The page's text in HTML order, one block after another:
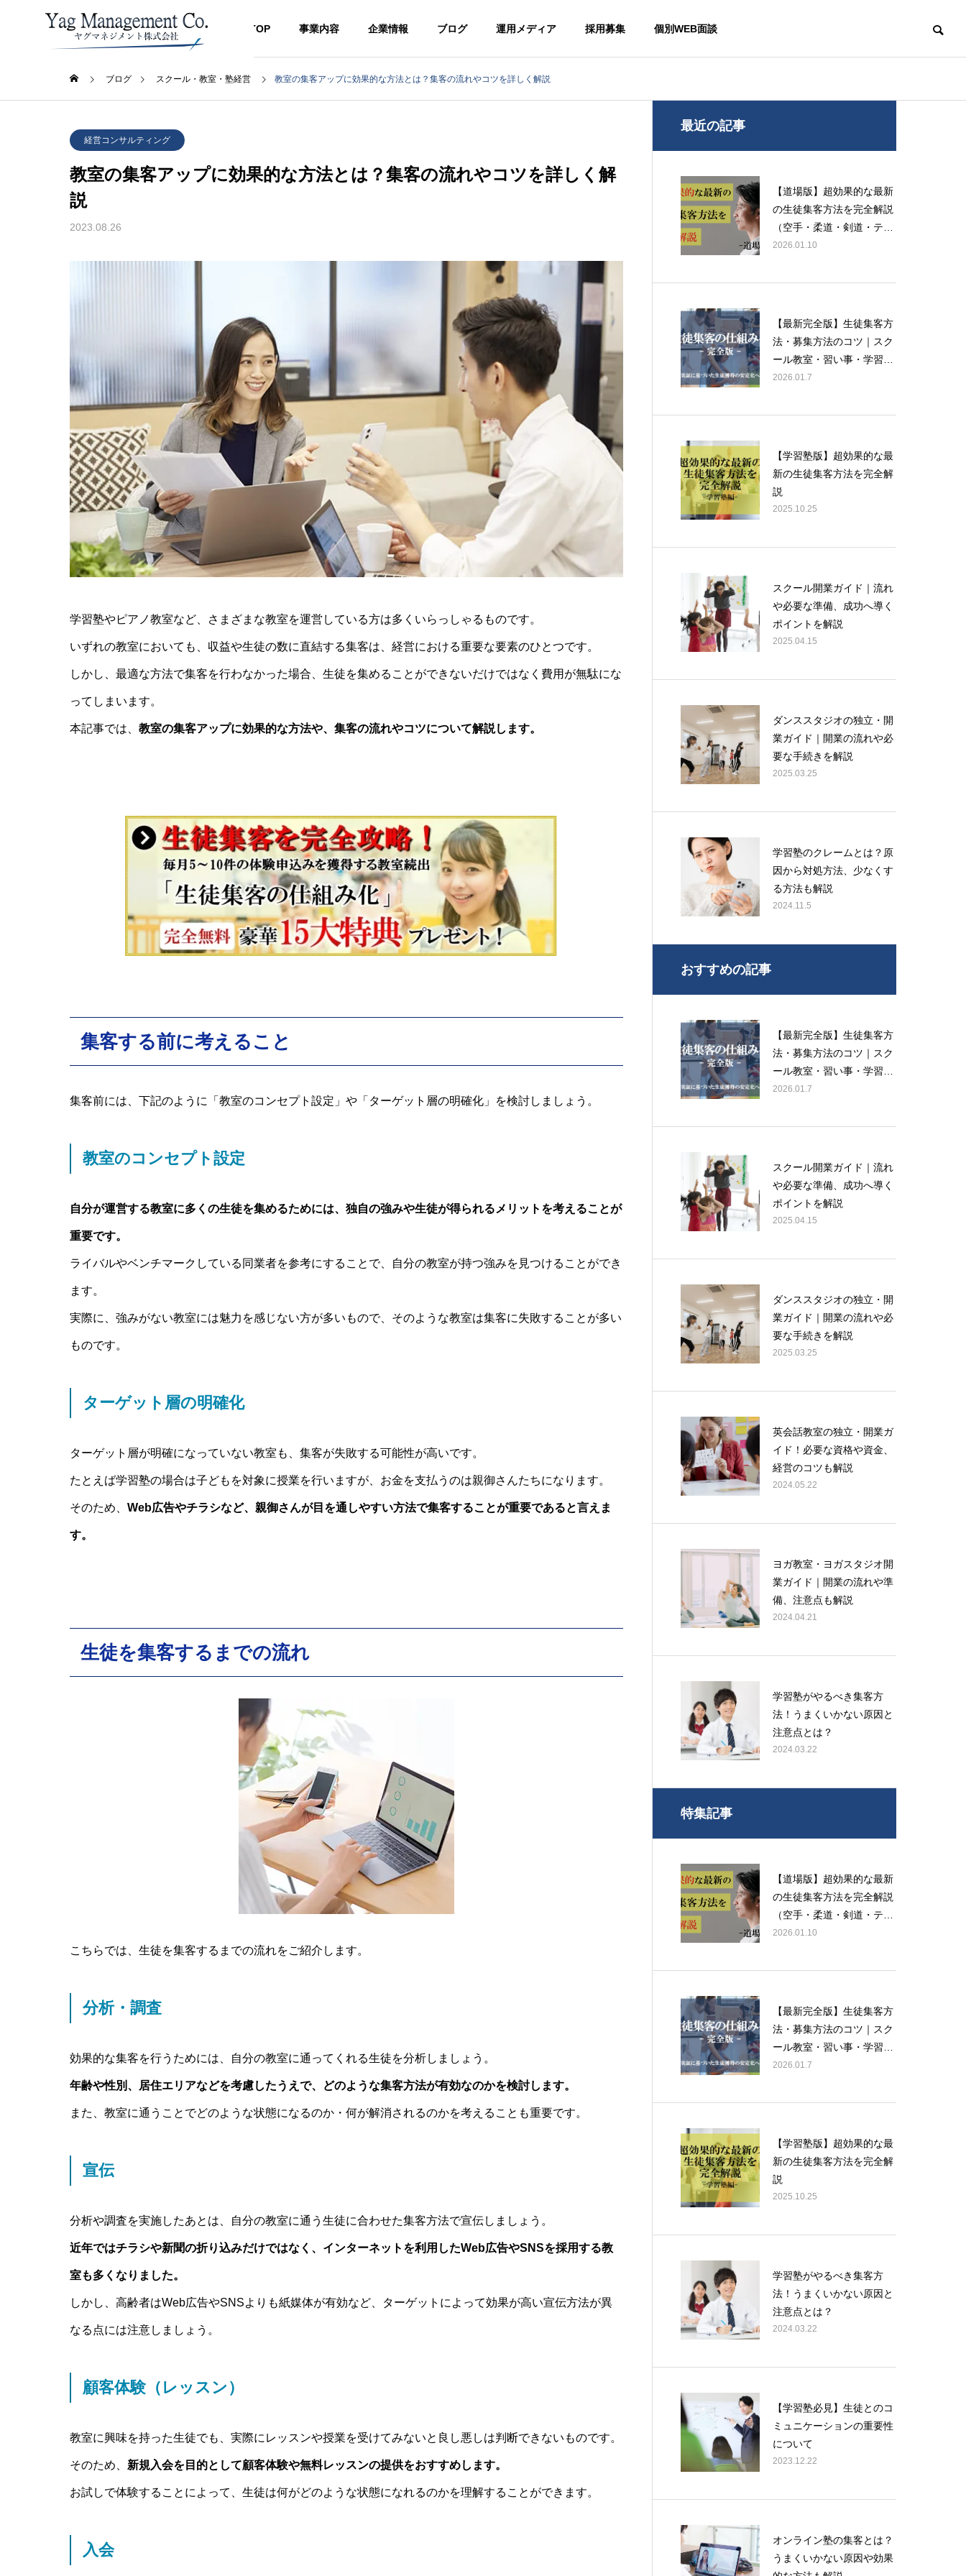
TOP 事業内容 企業情報 ブログ 運用メディア 採用募集 個別WEB面談
SERVICE
事業内容
ENTREPRENEURSHIP CONSULTING
独立開業コンサルティング
COMPANY
企業情報
OUTLINE
会社概要
アクセス
BLOG
ブログ
【最新完全版】生徒集客方
【道場版】超効果的な最新の
【学習塾版】超効果的な最新
の生徒集客方法を完全解説
ブログ スクール・教室・塾経営 教室の集客アップに効果的な方法とは？集客の流れやコツを詳しく解説
経営コンサルティング
教室の集客アップに効果的な方法とは？集客の流れやコツを詳しく解
説
2023.08.26
学習塾やピアノ教室など、さまざまな教室を運営している方は多くいらっしゃるものです。
いずれの教室においても、収益や生徒の数に直結する集客は、経営における重要な要素のひとつです。
しかし、最適な方法で集客を行わなかった場合、生徒を集めることができないだけではなく費用が無駄にな
ってしまいます。
本記事では、 教室の集客アップに効果的な方法や、集客の流れやコツについて解説します。
集客する前に考えること
集客前には、下記のように「教室のコンセプト設定」や「ターゲット層の明確化」を検討しましょう。
教室のコンセプト設定
自分が運営する教室に多くの生徒を集めるためには、独自の強みや生徒が得られるメリットを考えることが
重要です。
ライバルやベンチマークしている同業者を参考にすることで、自分の教室が持つ強みを見つけることができ
ます。
実際に、強みがない教室には魅力を感じない方が多いもので、そのような教室は集客に失敗することが多い
ものです。
ターゲット層の明確化
ターゲット層が明確になっていない教室も、集客が失敗する可能性が高いです。
たとえば学習塾の場合は子どもを対象に授業を行いますが、お金を支払うのは親御さんたちになります。
そのため、 Web広告やチラシなど、親御さんが目を通しやすい方法で集客することが重要であると言えま
す。
生徒を集客するまでの流れ
こちらでは、生徒を集客するまでの流れをご紹介します。
分析・調査
効果的な集客を行うためには、自分の教室に通ってくれる生徒を分析しましょう。
年齢や性別、居住エリアなどを考慮したうえで、どのような集客方法が有効なのかを検討します。
また、教室に通うことでどのような状態になるのか・何が解消されるのかを考えることも重要です。
宣伝
分析や調査を実施したあとは、自分の教室に通う生徒に合わせた集客方法で宣伝しましょう。
近年ではチラシや新聞の折り込みだけではなく、インターネットを利用したWeb広告やSNSを採用する教
室も多くなりました。
しかし、高齢者はWeb広告やSNSよりも紙媒体が有効など、ターゲットによって効果が高い宣伝方法が異
なる点には注意しましょう。
顧客体験（レッスン）
教室に興味を持った生徒でも、実際にレッスンや授業を受けてみないと良し悪しは判断できないものです。
そのため、 新規入会を目的として顧客体験や無料レッスンの提供をおすすめします。
お試しで体験することによって、生徒は何がどのような状態になれるのかを理解することができます。
入会
最近の記事
【道場版】超効果的な最新
の生徒集客方法を完全解説
（空手・柔道・剣道・テコ
ンドー・合気道・弓道）
2026.01.10
【最新完全版】生徒集客方
法・募集方法のコツ｜スク
ール教室・習い事・学習
塾・学校向けに経営コンサ
2026.01.7
【学習塾版】超効果的な最
新の生徒集客方法を完全解
説
2025.10.25
スクール開業ガイド｜流れ
や必要な準備、成功へ導く
ポイントを解説
2025.04.15
ダンススタジオの独立・開
業ガイド｜開業の流れや必
要な手続きを解説
2025.03.25
学習塾のクレームとは？原
因から対処方法、少なくす
る方法も解説
2024.11.5
おすすめの記事
【最新完全版】生徒集客方
法・募集方法のコツ｜スク
ール教室・習い事・学習
塾・学校向けに経営コンサ
2026.01.7
スクール開業ガイド｜流れ
や必要な準備、成功へ導く
ポイントを解説
2025.04.15
ダンススタジオの独立・開
業ガイド｜開業の流れや必
要な手続きを解説
2025.03.25
英会話教室の独立・開業ガ
イド！必要な資格や資金、
経営のコツも解説
2024.05.22
ヨガ教室・ヨガスタジオ開
業ガイド｜開業の流れや準
備、注意点も解説
2024.04.21
学習塾がやるべき集客方
法！うまくいかない原因と
注意点とは？
2024.03.22
特集記事
【道場版】超効果的な最新
の生徒集客方法を完全解説
（空手・柔道・剣道・テコ
ンドー・合気道・弓道）
2026.01.10
【最新完全版】生徒集客方
法・募集方法のコツ｜スク
ール教室・習い事・学習
塾・学校向けに経営コンサ
2026.01.7
【学習塾版】超効果的な最
新の生徒集客方法を完全解
説
2025.10.25
学習塾がやるべき集客方
法！うまくいかない原因と
注意点とは？
2024.03.22
【学習塾必見】生徒とのコ
ミュニケーションの重要性
について
2023.12.22
オンライン塾の集客とは？
うまくいかない原因や効果